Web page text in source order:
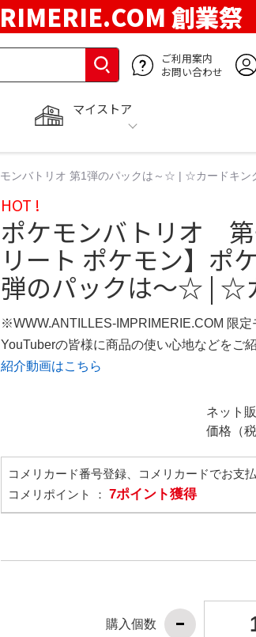
創業祭
ご利用案内
お問い合わせ
マイストア
ンバトリオ 第1弾のパックは～☆ | ☆カードキン
HOT !
ポケモンバトリオ
リート ポケモン】ポ
弾のパックは～☆ | ☆
※WWW.ANTILLES-IMPRIMERIE.COM 限定
YouTuberの皆様に商品の使い心地などをご
紹介動画はこちら
ネット
価格（税
コメリカード番号登録、コメリカードでお支
コメリポイント ： 7ポイント獲得
購入個数